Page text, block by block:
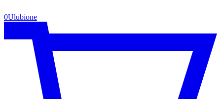
0Ulubione